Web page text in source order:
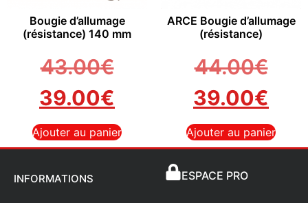
Bougie d’allumage
(résistance) 140 mm
43.00€
39.00€
Ajouter au panier
ARCE Bougie d’allumage
(résistance)
44.00€
39.00€
Ajouter au panier
INFORMATIONS ESPACE PRO